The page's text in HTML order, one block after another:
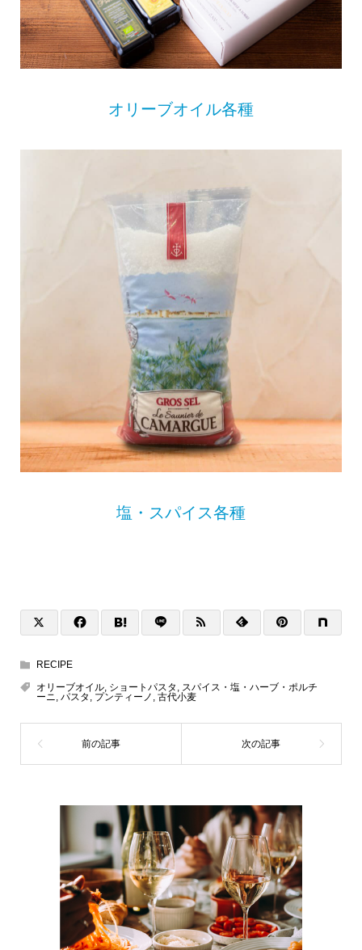
オリーブオイル各種
塩・スパイス各種
RECIPE
オリーブオイル, ショートパスタ
スパイス・塩・ハーブ・ポルチ
ーニ パスタ プンティーノ 古代小麦